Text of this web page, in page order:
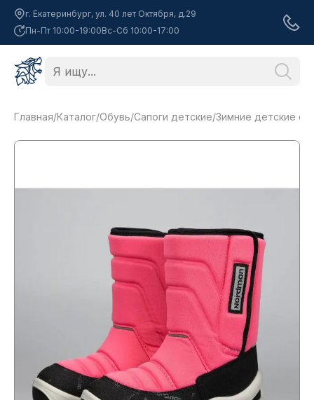
г. Екатеринбург, ул. 40 лет Октября, д.29
Пн-Пт 10:00-19:00Вс-Сб 10:00-17:00
Главная/Каталог/Обувь/Сапоги детские/Зимние детские